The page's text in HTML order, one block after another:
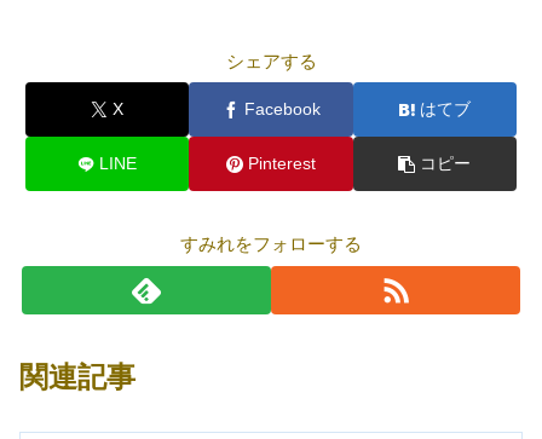
シェアする
X Facebook はてブ
LINE Pinterest コピー
すみれをフォローする
関連記事